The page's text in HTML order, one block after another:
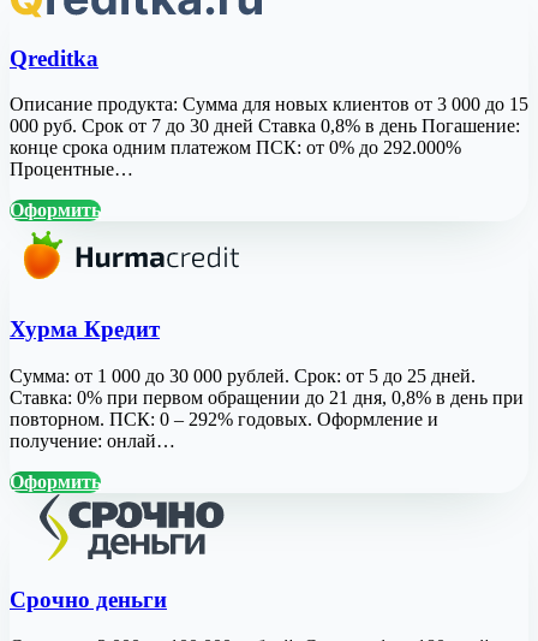
Qreditka
Описание продукта: Сумма для новых клиентов от 3 000 до 15
000 руб. Срок от 7 до 30 дней Ставка 0,8% в день Погашение:
конце срока одним платежом ПСК: от 0% до 292.000%
Процентные…
Оформить
Хурма Кредит
Сумма: от 1 000 до 30 000 рублей. Срок: от 5 до 25 дней.
Ставка: 0% при первом обращении до 21 дня, 0,8% в день при
повторном. ПСК: 0 – 292% годовых. Оформление и
получение: онлай…
Оформить
Срочно деньги